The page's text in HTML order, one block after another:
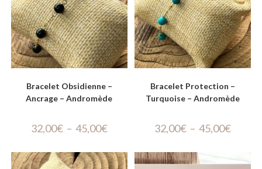
Bracelet Obsidienne –
Ancrage – Andromède
32,00€ – 45,00€
Bracelet Protection –
Turquoise – Andromède
32,00€ – 45,00€